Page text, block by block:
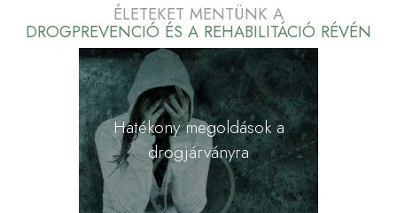
ÉLETEKET MENTÜNK A
DROGPREVENCIÓ ÉS A REHABILITÁCIÓ RÉVÉN
Hatékony megoldások a
drogjárványra